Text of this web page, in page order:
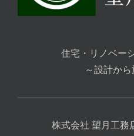
住宅・リノベー
～設計か
株式会社 望月工務